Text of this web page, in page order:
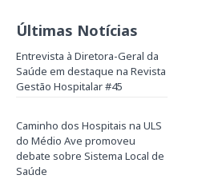
Últimas Notícias
Entrevista à Diretora-Geral da
Saúde em destaque na Revista
Gestão Hospitalar #45
Caminho dos Hospitais na ULS
do Médio Ave promoveu
debate sobre Sistema Local de
Saúde